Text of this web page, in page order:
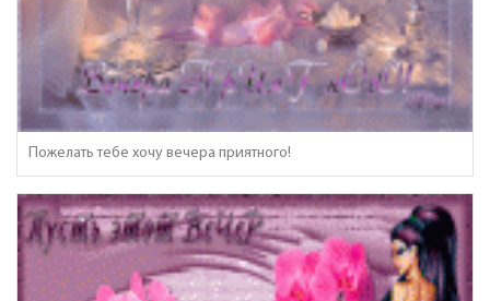
Пожелать тебе хочу вечера приятного!